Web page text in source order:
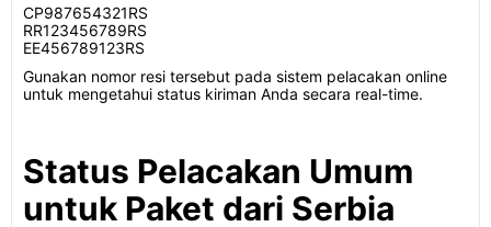
CP987654321RS
RR123456789RS
EE456789123RS
Gunakan nomor resi tersebut pada sistem pelacakan online
untuk mengetahui status kiriman Anda secara real-time.
Status Pelacakan Umum
untuk Paket dari Serbia